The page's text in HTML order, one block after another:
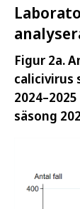
Figur 2a.
calicivirus
säsong